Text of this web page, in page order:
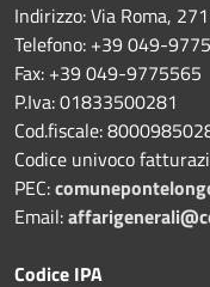
Indirizzo: Via Roma,
Telefono: +39 049-
Fax: +39 049-9775565
P.Iva: 01833500281
Cod.fiscale:
Codice univoco
PEC:
Email:
Codice IPA